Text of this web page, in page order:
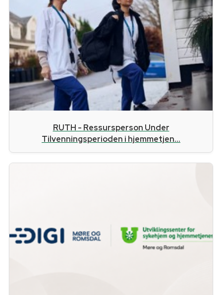
RUTH - Ressursperson Under
Tilvenningsperioden i hjemmetjen...